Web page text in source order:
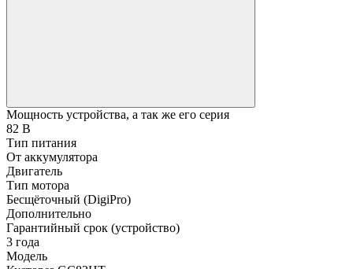
Мощность устройства, а так же его серия
82 В
Тип питания
От аккумулятора
Двигатель
Тип мотора
Бесщёточный (DigiPro)
Дополнительно
Гарантийный срок (устройство)
3 года
Модель